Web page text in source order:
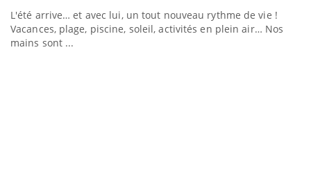
L'été arrive… et avec lui, un tout nouveau rythme de vie !
Vacances, plage, piscine, soleil, activités en plein air… Nos
mains sont ...